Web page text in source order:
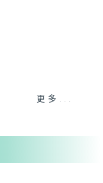
有觀點、有理
一天。
更多...